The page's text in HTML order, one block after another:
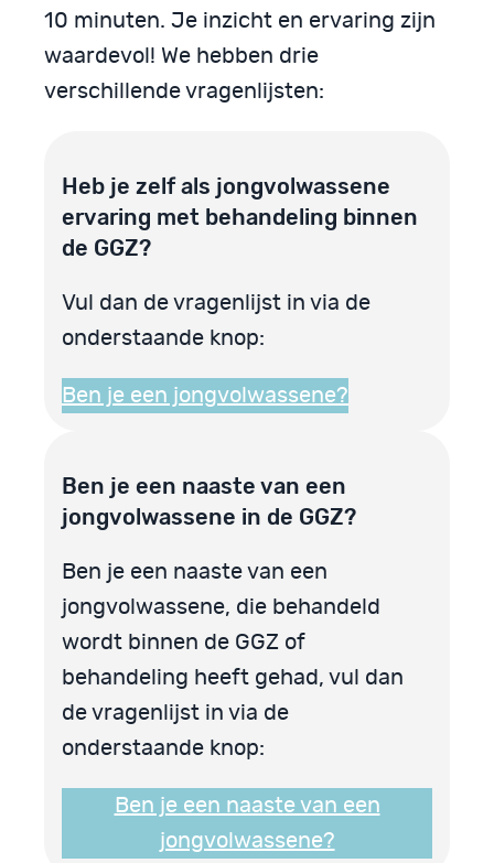
10 minuten. Je inzicht en ervaring zijn
waardevol! We hebben drie
verschillende vragenlijsten:
Heb je zelf als jongvolwassene
ervaring met behandeling binnen
de GGZ?
Vul dan de vragenlijst in via de
onderstaande knop:
Ben je een jongvolwassene?
Ben je een naaste van een
jongvolwassene in de GGZ?
Ben je een naaste van een
jongvolwassene, die behandeld
wordt binnen de GGZ of
behandeling heeft gehad, vul dan
de vragenlijst in via de
onderstaande knop:
Ben je een naaste van een
jongvolwassene?